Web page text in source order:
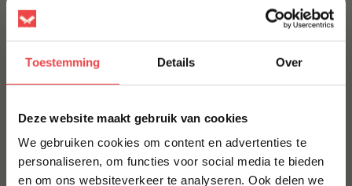
Toestemming Details Over
Deze website maakt gebruik van cookies
We gebruiken cookies om content en advertenties te
personaliseren, om functies voor social media te bieden
en om ons websiteverkeer te analyseren. Ook delen we
JALAPEÑO CHEDDAR WORST HOME MADE
ANGUS BEEF HAMMER
€ 22,50
NO RUBBISH NAKED GUN POWDER RUB
€ 10,95